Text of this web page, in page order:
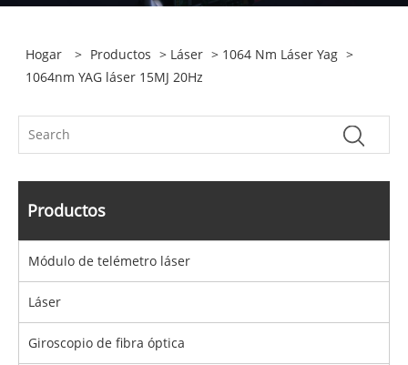
Hogar > Productos > Láser > 1064 Nm Láser Yag >
1064nm YAG láser 15MJ 20Hz
Productos
Módulo de telémetro láser
Láser
Giroscopio de fibra óptica